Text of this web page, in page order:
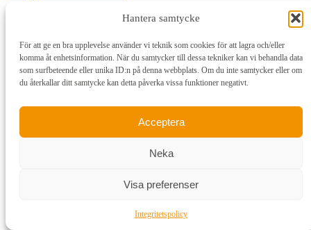
Hantera samtycke
För att ge en bra upplevelse använder vi teknik som cookies för att lagra och/eller
komma åt enhetsinformation. När du samtycker till dessa tekniker kan vi behandla data
som surfbeteende eller unika ID:n på denna webbplats. Om du inte samtycker eller om
du återkallar ditt samtycke kan detta påverka vissa funktioner negativt.
Acceptera
Neka
Visa preferenser
Integritetspolicy
Box 14001
400 20 Göteborg